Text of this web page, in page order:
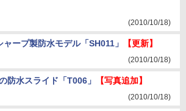
(2010/10/18)
ープ製防水モデル「SH011」 【更新】
(2010/10/18)
防水スライド「T006」 【写真追加】
(2010/10/18)